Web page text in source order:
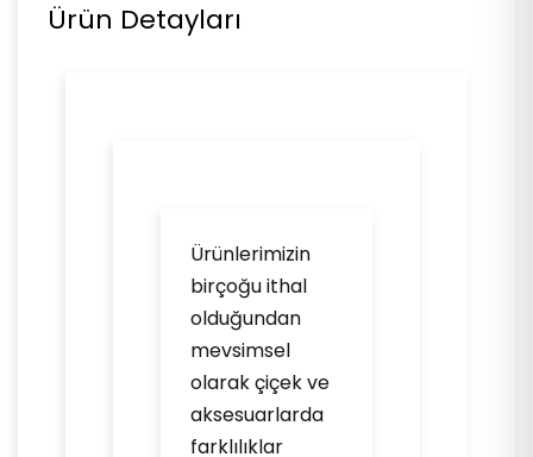
Ürün Detayları
Ürünlerimizin
birçoğu ithal
olduğundan
mevsimsel
olarak çiçek ve
aksesuarlarda
farklılıklar